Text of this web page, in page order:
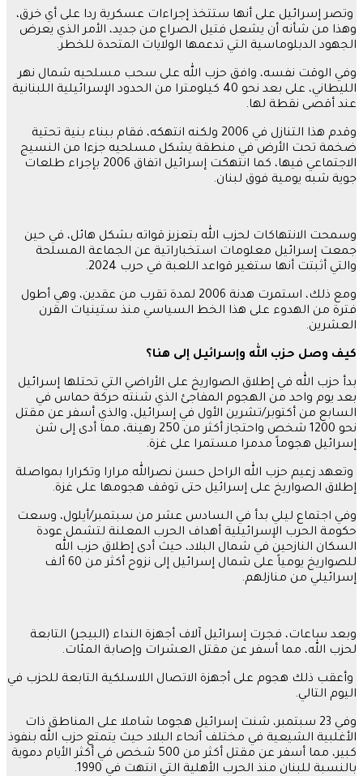
وتصر إسرائيل على أنها ستتخذ إجراءات عسكرية ردا على أي خرق،
وهذا من شأنه أن يشعل فتيل الصراع من جديد، الأمر الذي يعرض
الجهود الدبلوماسية التي تدعمها الولايات المتحدة للخطر.
وفي الوقت نفسه، وافق حزب الله على سحب مسلحيه شمال نهر
الليطاني، على بعد نحو 40 كيلومترا من الحدود الإسرائيلية اللبنانية
عند أقصى نقطة لها.
وقدم هذا التنازل في 2006 ولكنه انتهكه، فقام ببناء بنية تحتية
ضخمة تحت الأرض في منطقة يشكل مسلحيه جزءا من النسيج
الاجتماعي فيها، كما انتهكت إسرائيل اتفاق 2006 بإجراء طلعات
جوية شبه يومية فوق لبنان.
وسمحت الانتهاكات لحزب الله بتعزيز قواته بشكل هائل، في حين
جمعت إسرائيل معلومات استخباراتية عن الجماعة المسلحة
والتي أثبتت أنها ستغير قواعد اللعبة في حرب 2024.
ومع ذلك، استمرت هدنة 2006 لمدة تقرب من عقدين، وهي أطول
فترة من الهدوء على هذا الخط السياسي منذ ستينيات القرن
العشرين.
كيف وصل حزب الله وإسرائيل إلى هنا؟
بدأ حزب الله في إطلاق الصواريخ على الأراضي التي تحتلها إسرائيل
بعد يوم واحد من الهجوم المفاجئ الذي شنته حركة حماس في
السابع من أكتوبر/تشرين الأول في إسرائيل، والذي أسفر عن مقتل
نحو 1200 شخص واحتجاز أكثر من 250 رهينة، مما أدى إلى شن
إسرائيل هجوماً مدمرا مستمرا على غزة.
وتعهد زعيم حزب الله الراحل حسن نصرالله مرارا وتكرارا بمواصلة
إطلاق الصواريخ على إسرائيل حتى توقف هجومها على غزة.
وفي اجتماع ليلي بدأ في السادس عشر من سبتمبر/أيلول، وسعت
حكومة الحرب الإسرائيلية أهداف الحرب المعلنة لتشمل عودة
السكان النازحين في شمال البلاد، حيث أدى إطلاق حزب الله
للصواريخ يومياً على شمال إسرائيل إلى نزوح أكثر من 60 ألف
إسرائيلي من منازلهم.
وبعد ساعات، فجرت إسرائيل آلاف أجهزة النداء (البيجر) التابعة
لحزب الله، مما أسفر عن مقتل العشرات وإصابة المئات.
وأعقب ذلك هجوم على أجهزة الاتصال اللاسلكية التابعة للحزب في
اليوم التالي.
وفي 23 سبتمبر، شنت إسرائيل هجوما شاملا على المناطق ذات
الأغلبية الشيعية في مختلف أنحاء البلاد حيث يتمتع حزب الله بنفوذ
كبير، مما أسفر عن مقتل أكثر من 500 شخص في أكثر الأيام دموية
بالنسبة للبنان منذ الحرب الأهلية التي انتهت في 1990.